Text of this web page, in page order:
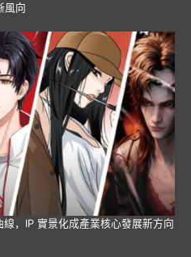
風向
，IP 實景化成產業核心發展新方向